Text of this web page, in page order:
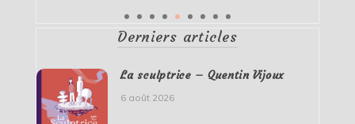
Derniers articles
La sculptrice – Quentin Vijoux
6 août 2026